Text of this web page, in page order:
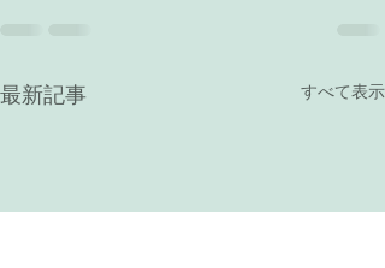
最新記事 すべて表示